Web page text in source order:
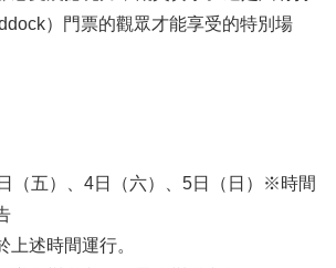
）門票的觀眾才能享受的特別場
（五）、4日（六）、5日（日）※時間
述時間運行。